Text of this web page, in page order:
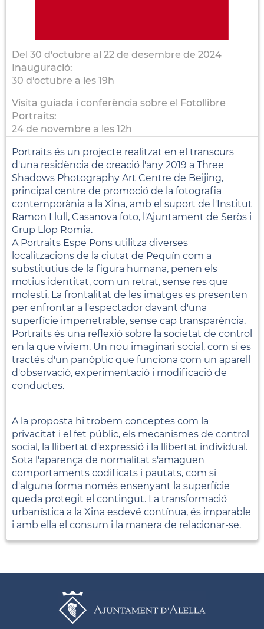
Del 30 d'octubre al 22 de desembre de 2024
Inauguració:
30 d'octubre a les 19h
Visita guiada i conferència sobre el Fotollibre
Portraits:
24 de novembre a les 12h
Portraits és un projecte realitzat en el transcurs
d'una residència de creació l'any 2019 a Three
Shadows Photography Art Centre de Beijing,
principal centre de promoció de la fotografia
contemporània a la Xina, amb el suport de l'Institut
Ramon Llull, Casanova foto, l'Ajuntament de Seròs i
Grup Llop Romia.
A Portraits Espe Pons utilitza diverses
localitzacions de la ciutat de Pequín com a
substitutius de la figura humana, penen els
motius identitat, com un retrat, sense res que
molesti. La frontalitat de les imatges es presenten
per enfrontar a l'espectador davant d'una
superfície impenetrable, sense cap transparència.
Portraits és una reflexió sobre la societat de control
en la que vivíem. Un nou imaginari social, com si es
tractés d'un panòptic que funciona com un aparell
d'observació, experimentació i modificació de
conductes.
A la proposta hi trobem conceptes com la
privacitat i el fet públic, els mecanismes de control
social, la llibertat d'expressió i la llibertat individual.
Sota l'aparença de normalitat s'amaguen
comportaments codificats i pautats, com si
d'alguna forma només ensenyant la superfície
queda protegit el contingut. La transformació
urbanística a la Xina esdevé contínua, és imparable
i amb ella el consum i la manera de relacionar-se.